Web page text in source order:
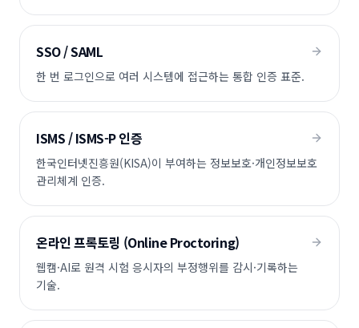
SSO / SAML
한 번 로그인으로 여러 시스템에 접근하는 통합 인증 표준.
ISMS / ISMS-P 인증
한국인터넷진흥원(KISA)이 부여하는 정보보호·개인정보보호
관리체계 인증.
온라인 프록토링 (Online Proctoring)
웹캠·AI로 원격 시험 응시자의 부정행위를 감시·기록하는
기술.